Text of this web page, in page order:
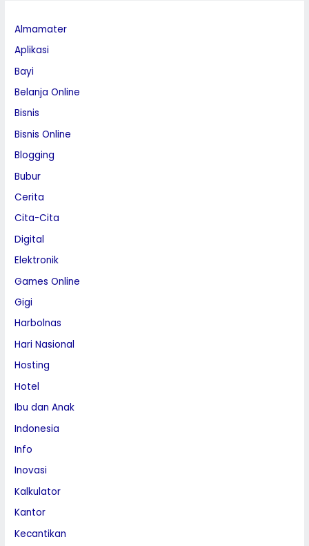
Almamater
Aplikasi
Bayi
Belanja Online
Bisnis
Bisnis Online
Blogging
Bubur
Cerita
Cita-Cita
Digital
Elektronik
Games Online
Gigi
Harbolnas
Hari Nasional
Hosting
Hotel
Ibu dan Anak
Indonesia
Info
Inovasi
Kalkulator
Kantor
Kecantikan